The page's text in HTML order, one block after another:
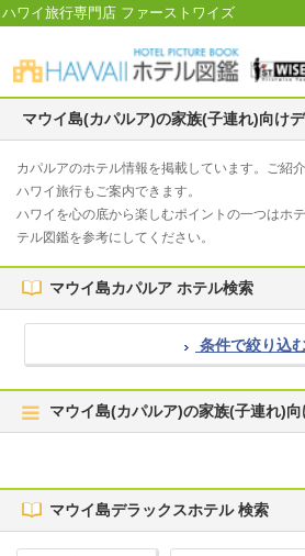
ハワイ旅行専門店 ファーストワイズ
マウイ島(カパルア)の家族(子連れ)向け
カパルアのホテル情報を掲載しています。ご紹
ハワイ旅行もご案内できます。
ハワイを心の底から楽しむポイントの一つはホ
テル図鑑を参考にしてください。
マウイ島カパルア ホテル検索
条件で絞り込
マウイ島(カパルア)の家族(子連れ)
マウイ島デラックスホテル 検索